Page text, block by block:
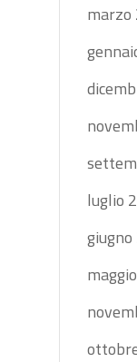
marzo
luglio